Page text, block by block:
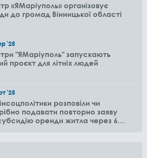
«ЯМаріуполь» організовує
до громад Вінницької області
'25
"ЯМаріуполь" запускають
проєкт для літніх людей
'25
розповіли чи
подавати повторно заяву
оренди житла через 6